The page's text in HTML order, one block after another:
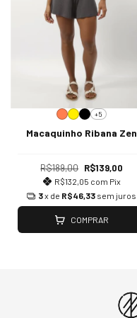
+5
Macaquinho Ribana Zen
R$189,00 R$139,00
R$132,05 com Pix
3x de R$46,33 sem juros
COMPRAR